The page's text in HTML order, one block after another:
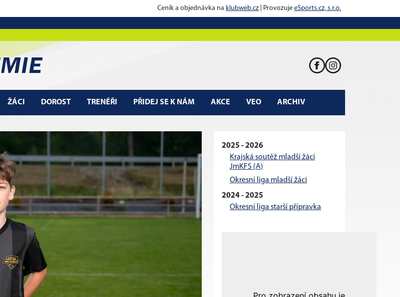
Ceník a objednávka na klubweb.cz | Provozuje eSports.cz, s.r.o.
ŽÁCI DOROST TRENÉŘI PŘIDEJ SE K NÁM AKCE VEO ARCHIV
2025 - 2026
Krajská soutěž mladší žáci
JmKFS (A)
Okresní liga mladší žáci
2024 - 2025
Okresní liga starší přípravka